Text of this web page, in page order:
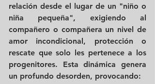
relación desde el lugar de un "niño o
niña pequeña", exigiendo al
compañero o compañera un nivel de
amor incondicional, protección o
rescate que solo les pertenece a los
progenitores. Esta dinámica genera
un profundo desorden, provocando: